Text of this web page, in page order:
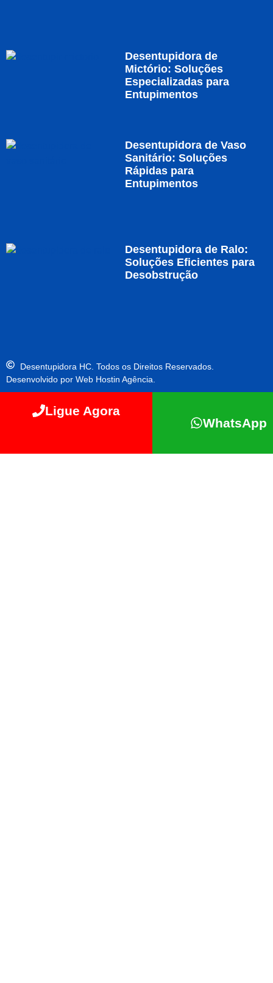
Desentupidora de
Mictório: Soluções
Especializadas para
Entupimentos
Desentupidora de Vaso
Sanitário: Soluções
Rápidas para
Entupimentos
Desentupidora de Ralo:
Soluções Eficientes para
Desobstrução
Desentupidora HC. Todos os Direitos Reservados.
Desenvolvido por Web Hostin Agência.
Ligue Agora
WhatsApp